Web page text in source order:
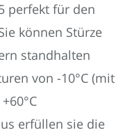
perfekt für den
können Stürze
standhalten
von -10°C (mit
erfüllen sie die